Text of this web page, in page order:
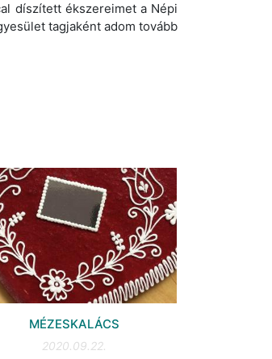
díszített ékszereimet a Népi
tagjaként adom tovább
MÉZESKALÁCS
2020.09.22.